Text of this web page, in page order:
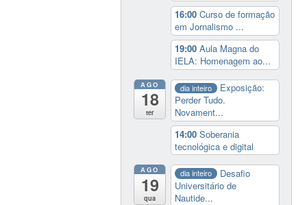
16:00Curso de formação
em Jornalismo ...
19:00Aula Magna do
IELA: Homenagem ao...
AGO
18
ter
dia inteiro
Exposição:
Perder Tudo.
Novament...
14:00Soberania
tecnológica e digital
AGO
19
qua
dia inteiro
Desafio
Universitário de
Nautide...